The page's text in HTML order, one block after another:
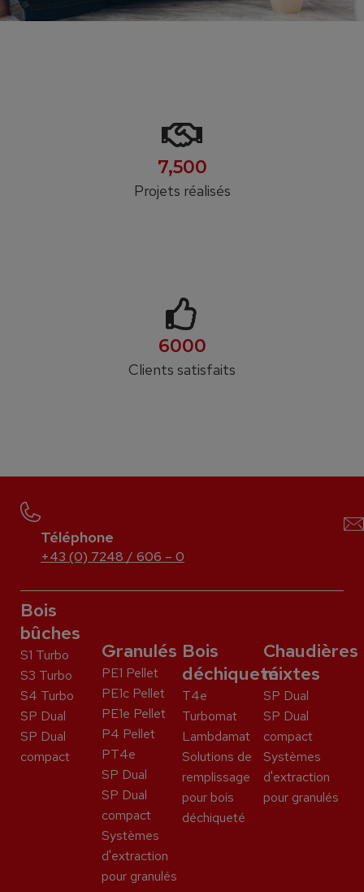
7,500
Projets réalisés
6000
Clients satisfaits
Téléphone
+43 (0) 7248 / 606 – 0
Bois
bûches
S1 Turbo
S3 Turbo
S4 Turbo
SP Dual
SP Dual
compact
Granulés
PE1 Pellet
PE1c Pellet
PE1e Pellet
P4 Pellet
PT4e
SP Dual
SP Dual
compact
Systèmes
d'extraction
pour granulés
Bois
déchiqueté
T4e
Turbomat
Lambdamat
Solutions de
remplissage
pour bois
déchiqueté
Chaudières
mixtes
SP Dual
SP Dual
compact
Systèmes
d'extraction
pour granulés